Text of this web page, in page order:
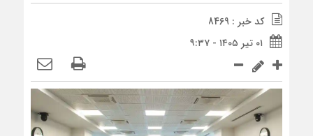
کد خبر : 8469
۰۱ تیر ۱۴۰۵ - ۹:۳۷